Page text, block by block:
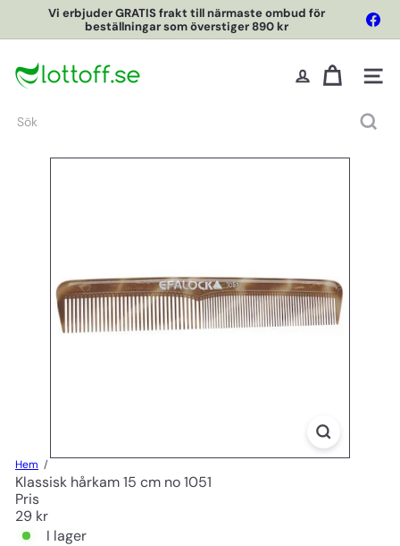
innehållet
Pausa
Vi erbjuder GRATIS frakt till närmaste ombud för
beställningar som överstiger 890 kr
o
O
Sök
Hem
Klassisk hårkam 15 cm no 1051
Pris
Ord
pris
29 kr
I lager